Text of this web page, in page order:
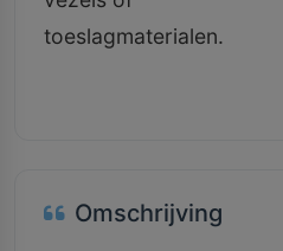
toeslagmaterialen.
Omschrijving